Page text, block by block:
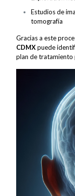
Estudios de
tomografía
Gracias a este
CDMXpuede
plan de tratamiento